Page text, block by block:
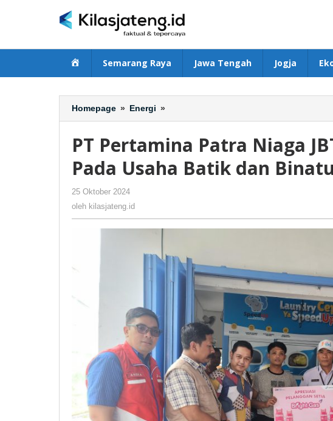
BerandaSemarang Raya Jawa Tengah Jogja
Homepage » Energi »
Pertamina
Niaga
Sidak
Binatu
PT Pertamina Patra Niaga
Pada Usaha Batik dan
25 Oktober 2024
oleh kilasjateng.id